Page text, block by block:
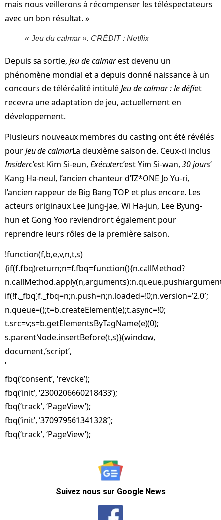
mais nous veillerons à récompenser les téléspectateurs
avec un bon résultat. »
« Jeu du calmar ». CRÉDIT : Netflix
Depuis sa sortie, Jeu de calmarest devenu un
phénomène mondial et a depuis donné naissance à un
concours de téléréalité intituléJeu de calmar : le défiet
recevra une adaptation de jeu, actuellement en
développement.
Plusieurs nouveaux membres du casting ont été révélés
pourJeu de calmarLa deuxième saison de. Ceux-ci inclus
Insiderc’est Kim Si-eun, Exécuterc’est Yim Si-wan, 30 jours‘
Kang Ha-neul, l’ancien chanteur d’IZ*ONE Jo Yu-ri,
l’ancien rappeur de Big Bang TOP et plus encore. Les
acteurs originaux Lee Jung-jae, Wi Ha-jun, Lee Byung-
hun et Gong Yoo reviendront également pour
reprendre leurs rôles de la première saison.
!function(f,b,e,v,n,t,s)
{if(f.fbq)return;n=f.fbq=function(){n.callMethod?
if(!f._fbq)f._fbq=n;n.push=n;n.loaded=!0;n.version=’2.0′;
n.queue=();t=b.createElement(e);t.async=!0;
t.src=v;s=b.getElementsByTagName(e)(0);
s.parentNode.insertBefore(t,s)}(window,
document,’script’,
‘
fbq(‘consent’, ‘revoke’);
fbq(‘init’, ‘2300206660218433’);
fbq(‘track’, ‘PageView’);
fbq(‘init’, ‘370979561341328’);
fbq(‘track’, ‘PageView’);
Suivez nous sur Google News